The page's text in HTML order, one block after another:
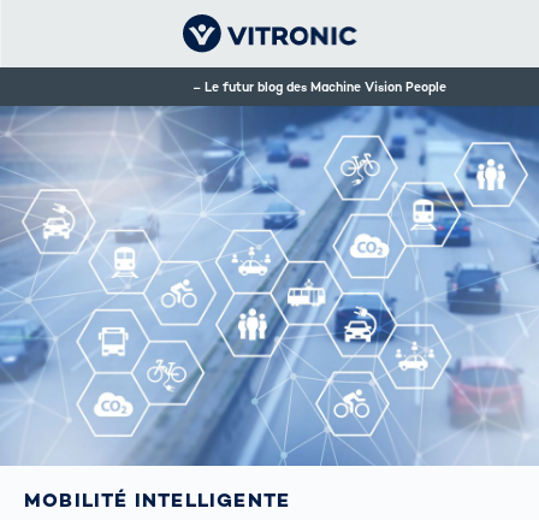
Le futur blog des Machine Vision People
MOBILITÉ INTELLIGENTE